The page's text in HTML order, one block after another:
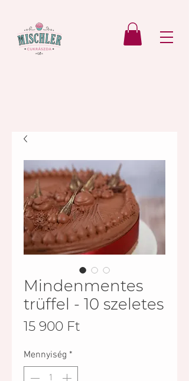
Mindenmentes
trüffel - 10 szeletes
15 900 Ft
Mennyiség *